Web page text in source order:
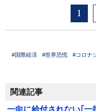
1
#国際経済 #世界恐慌 #コロナ
関連記事
一向に給付されない｢